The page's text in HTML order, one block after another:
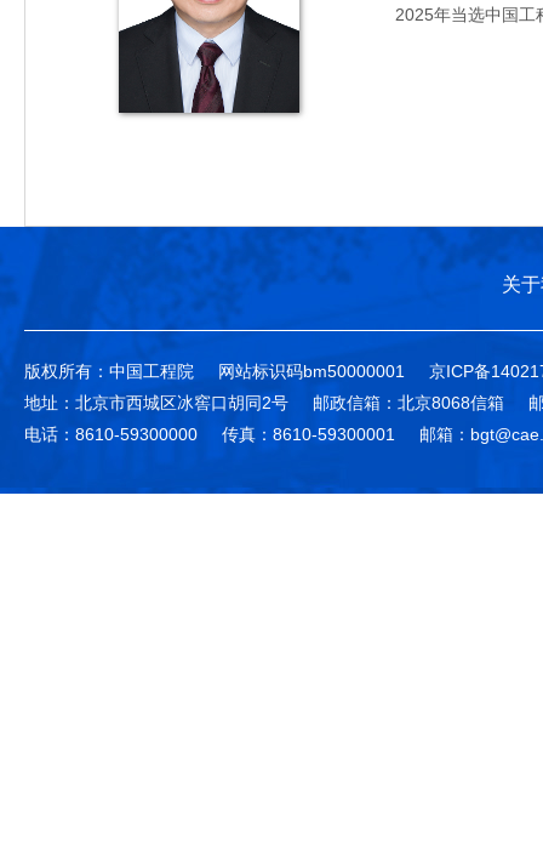
2025年当选中国工
关
版权所有：中国工程院 网站标识码bm50000001
京ICP备
地址：北京市西城区冰窖口胡同2号
邮政信箱：北京8068信箱
电话：8610-59300000
传真：8610-59300001 邮箱：